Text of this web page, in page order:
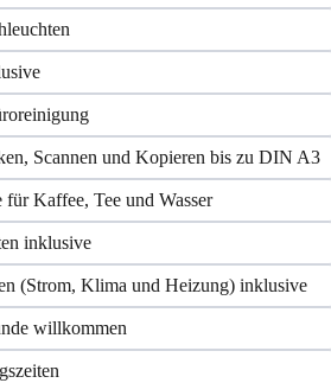
Scannen und Kopieren bis zu DIN A3
für Kaffee, Tee und Wasser
inklusive
(Strom, Klima und Heizung) inklusive
willkommen